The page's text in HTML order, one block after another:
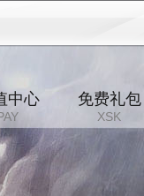
中心 免费礼包
XSK